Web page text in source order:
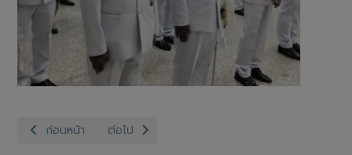
เนื้อหาก่อนหน้า: สำนักงานปศุสัตว์จังหวัดปทุมธานี ร่วมกิจกรรมวันชา
ก่อนหน้า เนื้อหาถัดไป: สำนักงานปศุสัตว์จังหวัดปทุมธานี ร่ว
ต่อไป